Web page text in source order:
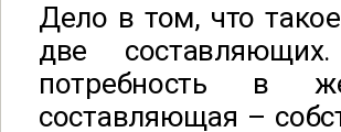
Дело в том, что
две
потребность в
составляющая –